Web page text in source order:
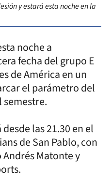
y estará esta noche en la
noche a
fecha del grupo E
de América en un
el parámetro del
semestre.
las 21.30 en el
de San Pablo, con
Matonte y